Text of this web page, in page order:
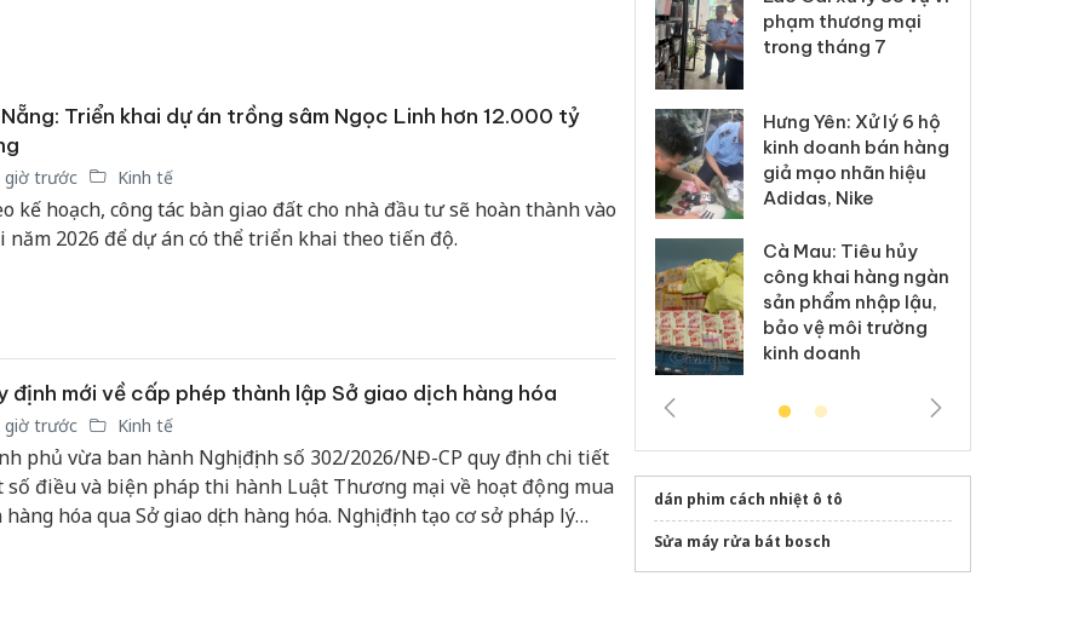
Triển khai dự án trồng sâm Ngọc Linh hơn 12.000 tỷ
giờ trước Kinh tế
kế hoạch, công tác bàn giao đất cho nhà đầu tư sẽ hoàn thành vào
năm 2026 để dự án có thể triển khai theo tiến độ.
định mới về cấp phép thành lập Sở giao dịch hàng hóa
giờ trước Kinh tế
phủ vừa ban hành Nghị định số 302/2026/NĐ-CP quy định chi tiết
số điều và biện pháp thi hành Luật Thương mại về hoạt động mua
hàng hóa qua Sở giao dịch hàng hóa. Nghị định tạo cơ sở pháp lý
Thanh Hóa: Tìm bị
Moyuum giả
phạm thương mại
trong tháng 7
Hưng Yên: Xử lý 6 hộ
kinh doanh bán hàng
giả mạo nhãn hiệu
Adidas, Nike
Cà Mau: Tiêu hủy
công khai hàng ngàn
sản phẩm nhập lậu,
bảo vệ môi trường
kinh doanh
dán phim cách nhiệt ô tô
Sửa máy rửa bát bosch